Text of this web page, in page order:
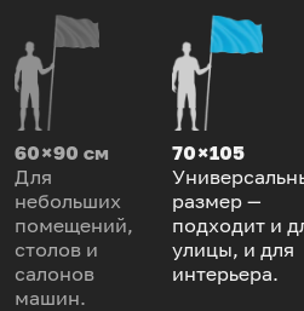
60 × 90 см
Для
небольших
помещений,
столов и
салонов
машин.
70 × 105
размер —
подходит и
улицы, и для
интерьера.